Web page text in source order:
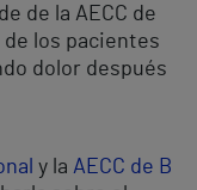
de la AECC de
de los pacientes
dolor después
y la AECC de B